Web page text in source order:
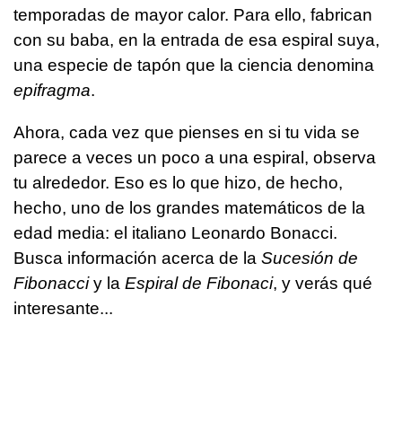
temporadas de mayor calor. Para ello, fabrican
con su baba, en la entrada de esa espiral suya,
una especie de tapón que la ciencia denomina
epifragma.
Ahora, cada vez que pienses en si tu vida se
parece a veces un poco a una espiral, observa
tu alrededor. Eso es lo que hizo, de hecho,
hecho, uno de los grandes matemáticos de la
edad media: el italiano Leonardo Bonacci.
Busca información acerca de la Sucesión de
Fibonacciy la Espiral de Fibonaci, y verás qué
interesante...